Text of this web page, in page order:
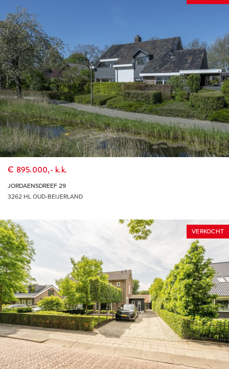
de in deze presentatie verstrekte informatie of elke andere
aan de (kandidaat) koper of huurder (of andere
belanghebbende) verstrekte informatie m.b.t. het te koop (of
te huur) aangeboden object. Alle opgegeven maten en
oppervlakten zijn daarnaast slechts indicatief. Mocht deze
presentatie of andere verstrekte informatie m.b.t. het te koop
(of te huur) aangeboden object vragen oproepen, dan
nodigen wij je van harte uit deze onder onze (makelaar)
aandacht te brengen.
THUIS IN DE REGIO, THUIS IN DE STAD
DÉ MAKELAAR VOOR DE HOEKSCHE WAARD &
€ 895.000,- k.k.
JORDAENSDREEF 29
3262 HL OUD-BEIJERLAND
VERKOCHT